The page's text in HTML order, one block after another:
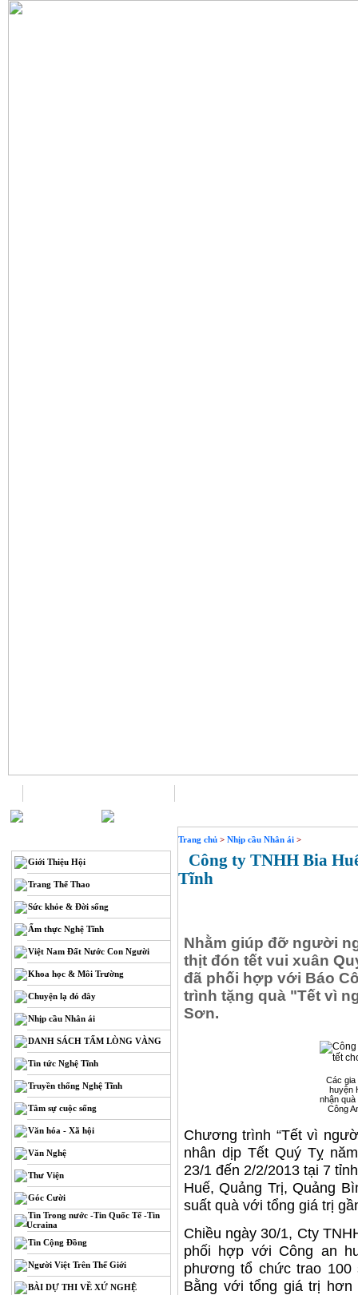
Giới Thiệu Hội
Trang Thể Thao
Sức khỏe & Đời sống
Ẩm thực Nghệ Tĩnh
Việt Nam Đất Nước Con Người
Khoa học & Môi Trường
Chuyện lạ đó đây
Nhịp cầu Nhân ái
DANH SÁCH TẤM LÒNG VÀNG
Tin tức Nghệ Tĩnh
Truyền thống Nghệ Tĩnh
Tâm sự cuộc sống
Văn hóa - Xã hội
Văn Nghệ
Thư Viện
Góc Cười
Tin Trong nước -Tin Quốc Tế -Tin
Ucraina
Tin Cộng Đồng
Người Việt Trên Thế Giới
BÀI DỰ THI VỀ XỨ NGHỆ
Trang chủ > Nhịp cầu Nhân ái >
Công ty TNHH Bia
Tĩnh
Nhằm giúp đỡ người
thịt đón tết vui xuân
đã phối hợp với Báo
trình tặng quà "Tết vì
Sơn.
Các gia
huyện
nhận quà
Công
Chương trình “Tết vì
nhân dịp Tết Quý Tỵ
23/1 đến 2/2/2013 tại 7
Huế, Quảng Trị, Quảng
suất quà với tổng giá trị
Chiều ngày 30/1, Cty
phối hợp với Công an
phương tổ chức trao
Bằng với tổng giá trị hơn